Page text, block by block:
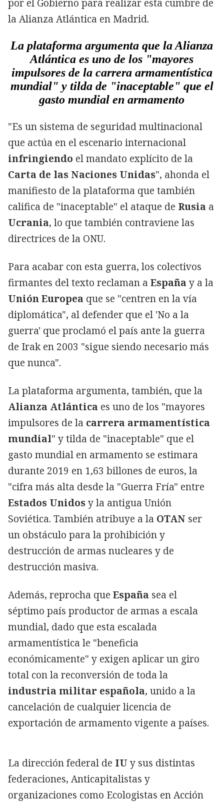
por el Gobierno para realizar esta cumbre de
la Alianza Atlántica en Madrid.
La plataforma argumenta que la Alianza
Atlántica es uno de los "mayores
impulsores de la carrera armamentística
mundial" y tilda de "inaceptable" que el
gasto mundial en armamento
"Es un sistema de seguridad multinacional
que actúa en el escenario internacional
infringiendo el mandato explícito de la
Carta de las Naciones Unidas", ahonda el
manifiesto de la plataforma que también
califica de "inaceptable" el ataque de Rusia a
Ucrania, lo que también contraviene las
directrices de la ONU.
Para acabar con esta guerra, los colectivos
firmantes del texto reclaman a España y a la
UniónEuropea que se "centren en la vía
diplomática", al defender que el 'No a la
guerra' que proclamó el país ante la guerra
de Irak en 2003 "sigue siendo necesario más
que nunca".
La plataforma argumenta, también, que la
Alianza Atlántica es uno de los "mayores
impulsores de la carrera armamentística
mundial" y tilda de "inaceptable" que el
gasto mundial en armamento se estimara
durante 2019 en 1,63 billones de euros, la
"cifra más alta desde la "Guerra Fría" entre
Estados Unidosy la antigua Unión
Soviética. También atribuye a la OTAN ser
un obstáculo para la prohibición y
destrucción de armas nucleares y de
destrucción masiva.
Además, reprocha que España sea el
séptimo país productor de armas a escala
mundial, dado que esta escalada
armamentística le "beneficia
económicamente" y exigen aplicar un giro
total con la reconversión de toda la
industria militar española, unido a la
cancelación de cualquier licencia de
exportación de armamento vigente a países.
La dirección federal de IU y sus distintas
federaciones, Anticapitalistas y
organizaciones como Ecologistas en Acción